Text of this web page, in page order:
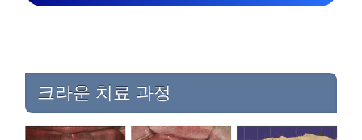
크라운 치료 과정